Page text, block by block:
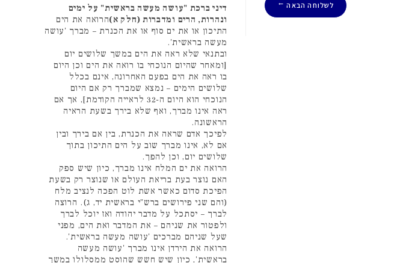
לשלוחה הבאה →
דיני ברכת "עושה מעשה בראשית" על ימים
ונהרות, הרים ומדברות (חלק א)הרואה את הים
התיכון או את ים סוף או את הכנרת – מברך 'עושה
מעשה בראשית'.
ובתנאי שלא ראה את הים במשך שלושים יום
[ומאחר שהיום הנוכחי בו רואה את הים וכן היום
בו ראה את הים בפעם האחרונה, אינם בכלל
שלושים הימים – נמצא שמברך רק אם היום
הנוכחי הוא היום ה-32 לראייה הקודמת], אך אם
ראה אינו מברך, ואף שלא בירך בשעת הראיה
הראשונה.
לפיכך אדם שראה את הכנרת, בין אם בירך ובין
אם לא, אינו מברך שוב על הים התיכון בתוך
שלושים יום, וכן להפך.
הרואה את ים המלח אינו מברך, כיון שיש ספק
האם נוצר בעת בריאת העולם או שנוצר רק בשעת
הפיכת סדום כאשר אשת לוט הפכה לנציב מלח
(והם שני פירושים ברש"י בראשית יד, ג). הרוצה
לברך – יסתכל על מדבר יהודה ואז יוכל לברך
ולפטור את שניהם – את המדבר ואת הים, מפני
שעל שניהם מברכים 'עושה מעשה בראשית'.
הרואה את הירדן אינו מברך 'עושה מעשה
בראשית', כיון שיש חשש שהוסט ממסלולו במשך